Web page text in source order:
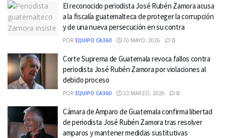
El reconocido periodista José Rubén Zamora acusa
a la fiscalía guatemalteca de proteger la corrupción
y de una nueva persecución en su contra
POR EQUIPO CA360 10 MAYO, 2026 0
Corte Suprema de Guatemala revoca fallos contra
periodista José Rubén Zamora por violaciones al
debido proceso
POR EQUIPO CA360 23 MARZO, 2026 0
Cámara de Amparo de Guatemala confirma libertad
de periodista José Rubén Zamora tras resolver
amparos y mantener medidas sustitutivas